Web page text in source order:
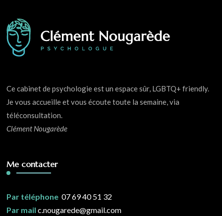
Ce cabinet de psychologie est un espace sûr, LGBTQ+ friendly.
Je vous accueille et vous écoute toute la semaine, via
téléconsultation.
Clément Nougarède
Me contacter
Par téléphone 07 69 40 51 32
Par mail c.nougarede@gmail.com